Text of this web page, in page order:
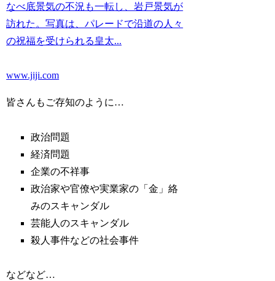
なべ底景気の不況も一転し、岩戸景気が
訪れた。写真は、パレードで沿道の人々
の祝福を受けられる皇太...
www.jiji.com
皆さんもご存知のように…
政治問題
経済問題
企業の不祥事
政治家や官僚や実業家の「金」絡
みのスキャンダル
芸能人のスキャンダル
殺人事件などの社会事件
などなど…